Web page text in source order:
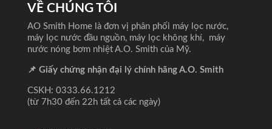
VỀ CHÚNG TÔI
AO Smith Home là đơn vị phân phối máy lọc nước,
máy lọc nước đầu nguồn, máy lọc không khí, máy
nước nóng bơm nhiệt A.O. Smith của Mỹ.
📌 Giấy chứng nhận đại lý chính hãng A.O. Smith
CSKH: 0333.66.1212
(từ 7h30 đến 22h tất cả các ngày)